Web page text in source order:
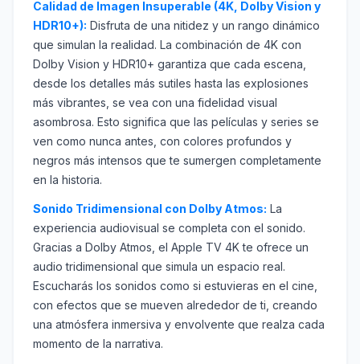
Calidad de Imagen Insuperable (4K, Dolby Vision y
HDR10+): Disfruta de una nitidez y un rango dinámico
que simulan la realidad. La combinación de 4K con
Dolby Vision y HDR10+ garantiza que cada escena,
desde los detalles más sutiles hasta las explosiones
más vibrantes, se vea con una fidelidad visual
asombrosa. Esto significa que las películas y series se
ven como nunca antes, con colores profundos y
negros más intensos que te sumergen completamente
en la historia.
Sonido Tridimensional con Dolby Atmos: La
experiencia audiovisual se completa con el sonido.
Gracias a Dolby Atmos, el Apple TV 4K te ofrece un
audio tridimensional que simula un espacio real.
Escucharás los sonidos como si estuvieras en el cine,
con efectos que se mueven alrededor de ti, creando
una atmósfera inmersiva y envolvente que realza cada
momento de la narrativa.